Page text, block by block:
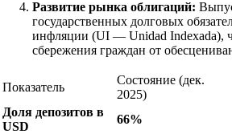
Развитие рынка облигаций:
государственных долговых
инфляции (UI — Unidad Indexada),
сбережения граждан от
Показатель
Состояние (дек.
2025)
Доля депозитов в
USD
66%